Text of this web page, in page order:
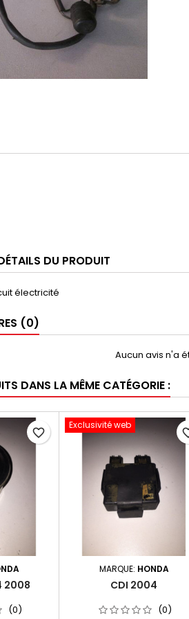
DU PRODUIT
électricité
(0)
Aucun avis n'a
DANS LA MÊME CATÉGORIE :
2008
(0)
favorite_border
Exclusivité web
MARQUE: HONDA
CDI 2004
(0)